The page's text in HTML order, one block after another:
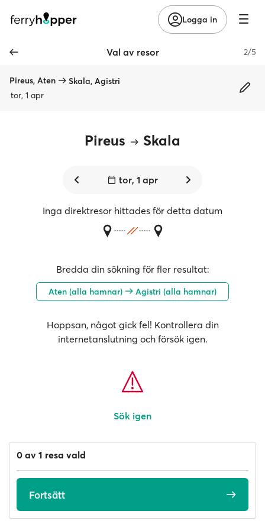
Logga in
Val av resor 2/5
Pireus, Aten
Skala, Agistri
tor, 1 apr
Pireus Skala
tor, 1 apr
Inga direktresor hittades för detta datum
Bredda din sökning för fler resultat:
Aten (alla hamnar) Agistri (alla hamnar)
Hoppsan, något gick fel! Kontrollera din
internetanslutning och försök igen.
Sök igen
0 av 1 resa vald
Fortsätt